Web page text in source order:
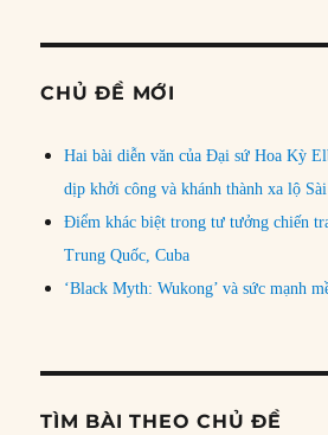
CHỦ ĐỀ MỚI
Hai bài diễn văn của Đại sứ Hoa Kỳ
dịp khởi công và khánh thành xa lộ
Điểm khác biệt trong tư tưởng chiến
Trung Quốc, Cuba
‘Black Myth: Wukong’ và sức mạnh
TÌM BÀI THEO CHỦ ĐỀ